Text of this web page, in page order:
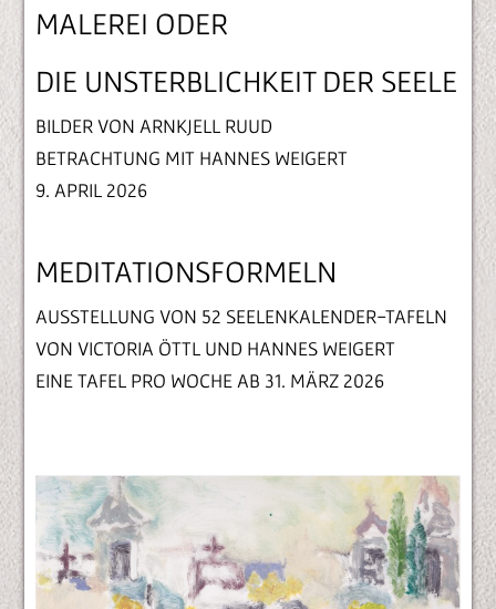
MALEREI ODER
DIE UNSTERBLICHKEIT DER SEELE
BILDER VON ARNKJELL RUUD
BETRACHTUNG MIT HANNES WEIGERT
9. APRIL 2026
MEDITATIONSFORMELN
AUSSTELLUNG VON 52 SEELENKALENDER-TAFELN
VON VICTORIA ÖTTL UND HANNES WEIGERT
EINE TAFEL PRO WOCHE AB 31. MÄRZ 2026